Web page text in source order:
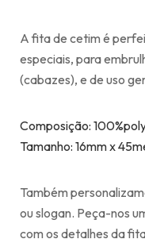
A fita de cetim é
especiais, para
(cabazes), e de uso
Composição:
Tamanho: 16mm x
Também
ou slogan. Peça-nos
com os detalhes da